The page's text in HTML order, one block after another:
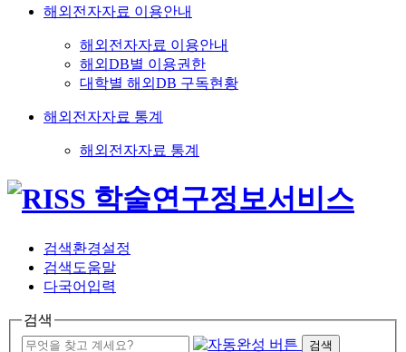
해외전자자료 이용안내
해외전자자료 이용안내
해외DB별 이용권한
대학별 해외DB 구독현황
해외전자자료 통계
해외전자자료 통계
검색환경설정
검색도움말
다국어입력
검색
검색